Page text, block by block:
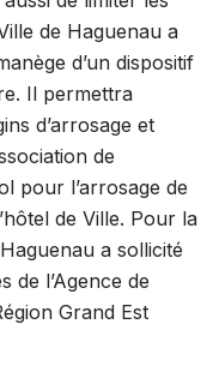
de Haguenau a
d’un dispositif
Il permettra
d’arrosage et
de
pour l’arrosage de
de Ville. Pour la
a sollicité
de l’Agence de
Grand Est